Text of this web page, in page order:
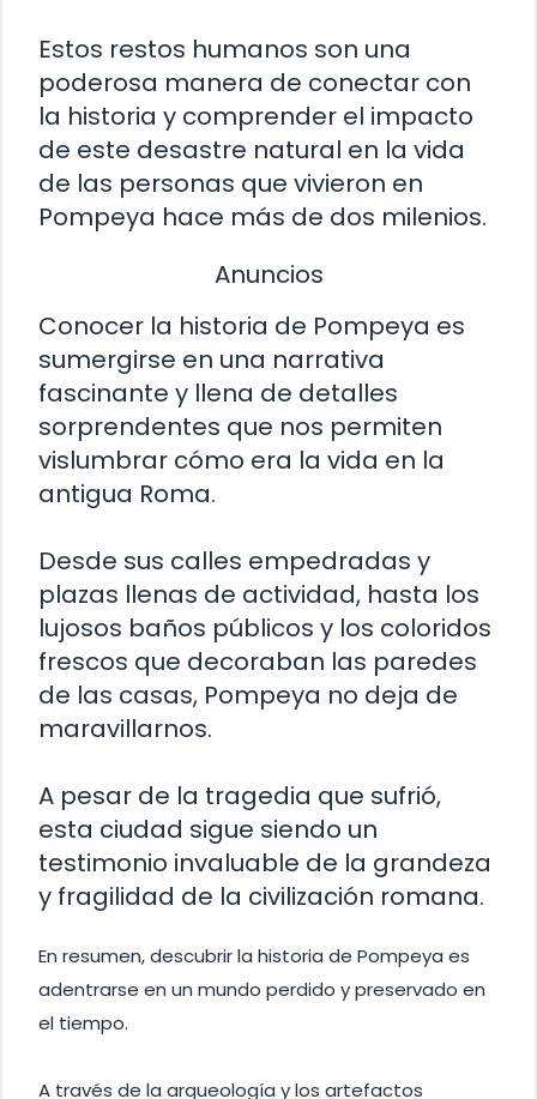
Estos restos humanos son una
poderosa manera de conectar con
la historia y comprender el impacto
de este desastre natural en la vida
de las personas que vivieron en
Pompeya hace más de dos milenios.
Anuncios
Conocer la historia de Pompeya es
sumergirse en una narrativa
fascinante y llena de detalles
sorprendentes que nos permiten
vislumbrar cómo era la vida en la
antigua Roma.
Desde sus calles empedradas y
plazas llenas de actividad, hasta los
lujosos baños públicos y los coloridos
frescos que decoraban las paredes
de las casas, Pompeya no deja de
maravillarnos.
A pesar de la tragedia que sufrió,
esta ciudad sigue siendo un
testimonio invaluable de la grandeza
y fragilidad de la civilización romana.
En resumen, descubrir la historia de Pompeya es
adentrarse en un mundo perdido y preservado en
el tiempo.
A través de la arqueología y los artefactos